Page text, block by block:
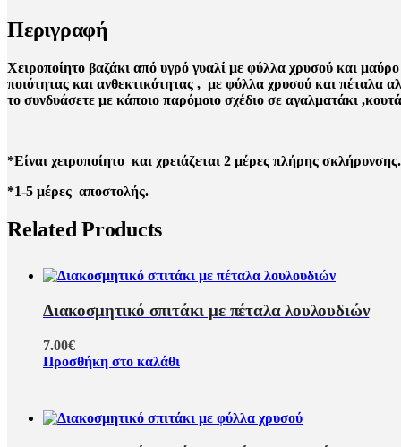
Περιγραφή
Χειροποίητο βαζάκι από υγρό γυαλί με φύλλα χρυσού και
ποιότητας και ανθεκτικότητας , με φύλλα χρυσού και πέταλα
το συνδυάσετε με κάποιο παρόμοιο σχέδιο σε αγαλματάκι
*Είναι χειροποίητο και χρειάζεται 2 μέρες πλήρης σκλήρυνσης.
*1-5 μέρες αποστολής.
Related Products
Διακοσμητικό σπιτάκι με πέταλα λουλουδιών
7.00€
Προσθήκη στο καλάθι